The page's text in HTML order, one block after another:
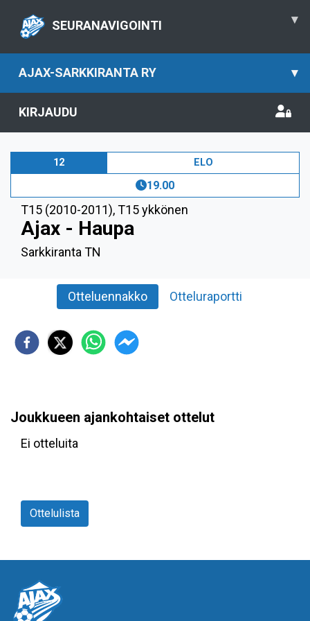
SEURANAVIGOINTI ▾
AJAX-SARKKIRANTA RY ▾
KIRJAUDU
12 ELO
19.00
T15 (2010-2011),T15 ykkönen
Ajax - Haupa
Sarkkiranta TN
Otteluennakko Otteluraportti
Joukkueen ajankohtaiset ottelut
Ei otteluita
Ottelulista